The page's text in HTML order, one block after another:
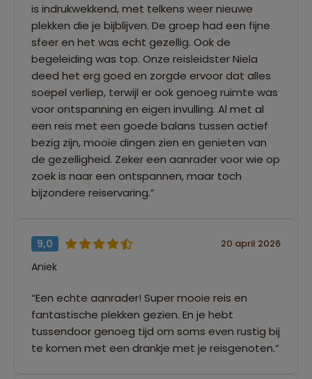
is indrukwekkend, met telkens weer nieuwe
plekken die je bijblijven. De groep had een fijne
sfeer en het was echt gezellig. Ook de
begeleiding was top. Onze reisleidster Niela
deed het erg goed en zorgde ervoor dat alles
soepel verliep, terwijl er ook genoeg ruimte was
voor ontspanning en eigen invulling. Al met al
een reis met een goede balans tussen actief
bezig zijn, mooie dingen zien en genieten van
de gezelligheid. Zeker een aanrader voor wie op
zoek is naar een ontspannen, maar toch
bijzondere reiservaring.”
9,0 20 april 2026
Aniek
“Een echte aanrader! Super mooie reis en
fantastische plekken gezien. En je hebt
tussendoor genoeg tijd om soms even rustig bij
te komen met een drankje met je reisgenoten.”